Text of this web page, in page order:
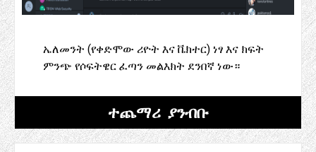
ኤለመንት (የቀድሞው ሪዮት እና ቬክተር) ነፃ እና ክፍት
ምንጭ የሶፍትዌር ፈጣን መልእክት ደንበኛ ነው።
ተጨማሪ ያንብቡ